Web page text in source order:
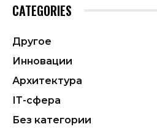
CATEGORIES
Другое
Инновации
Архитектура
ІТ-сфера
Без категории